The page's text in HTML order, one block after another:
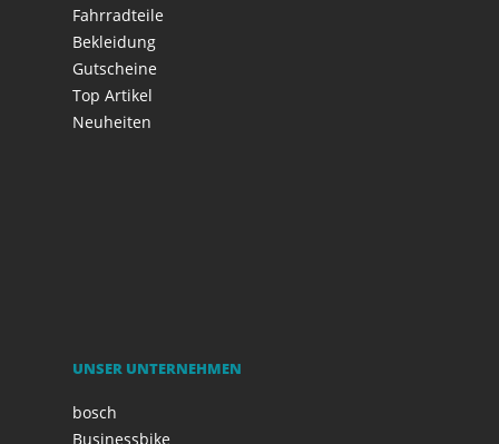
Fahrradteile
Bekleidung
Gutscheine
Top Artikel
Neuheiten
UNSER UNTERNEHMEN
bosch
Businessbike